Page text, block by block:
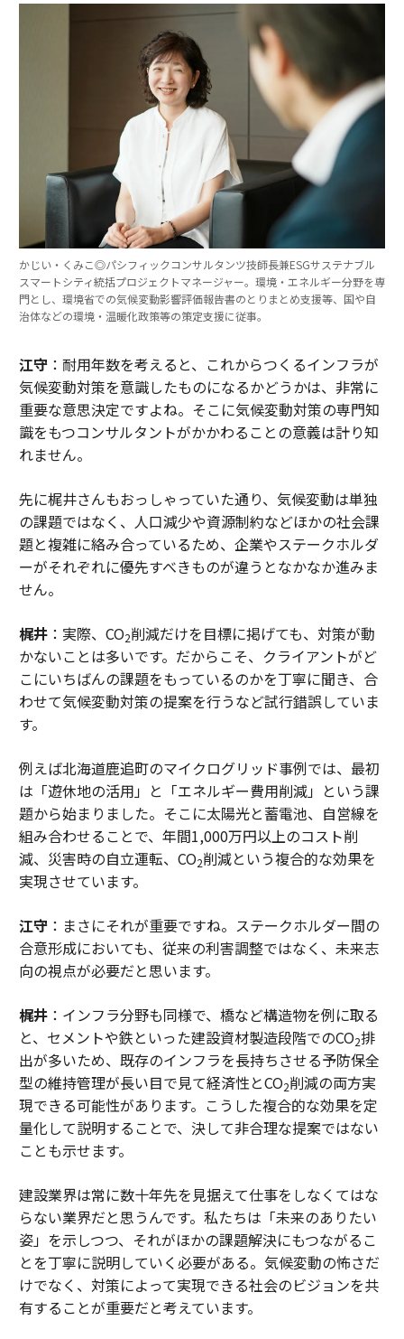
かじい・くみこ◎パシフィックコンサルタンツ技師長兼ESGサステナブル
スマートシティ統括プロジェクトマネージャー。環境・エネルギー分野を専
門とし、環境省での気候変動影響評価報告書のとりまとめ支援等、国や自
治体などの環境・温暖化政策等の策定支援に従事。
江守：耐用年数を考えると、これからつくるインフラが
気候変動対策を意識したものになるかどうかは、非常に
重要な意思決定ですよね。そこに気候変動対策の専門知
識をもつコンサルタントがかかわることの意義は計り知
れません。
先に梶井さんもおっしゃっていた通り、気候変動は単独
の課題ではなく、人口減少や資源制約などほかの社会課
題と複雑に絡み合っているため、企業やステークホルダ
ーがそれぞれに優先すべきものが違うとなかなか進みま
せん。
梶井：実際、CO2削減だけを目標に掲げても、対策が動
かないことは多いです。だからこそ、クライアントがど
こにいちばんの課題をもっているのかを丁寧に聞き、合
わせて気候変動対策の提案を行うなど試行錯誤していま
す。
例えば北海道鹿追町のマイクログリッド事例では、最初
は「遊休地の活用」と「エネルギー費用削減」という課
題から始まりました。そこに太陽光と蓄電池、自営線を
組み合わせることで、年間1,000万円以上のコスト削
減、災害時の自立運転、CO2削減という複合的な効果を
実現させています。
江守：まさにそれが重要ですね。ステークホルダー間の
合意形成においても、従来の利害調整ではなく、未来志
向の視点が必要だと思います。
梶井：インフラ分野も同様で、橋など構造物を例に取る
と、セメントや鉄といった建設資材製造段階でのCO2排
出が多いため、既存のインフラを長持ちさせる予防保全
型の維持管理が長い目で見て経済性とCO2削減の両方実
現できる可能性があります。こうした複合的な効果を定
量化して説明することで、決して非合理な提案ではない
ことも示せます。
建設業界は常に数十年先を見据えて仕事をしなくてはな
らない業界だと思うんです。私たちは「未来のありたい
姿」を示しつつ、それがほかの課題解決にもつながるこ
とを丁寧に説明していく必要がある。気候変動の怖さだ
けでなく、対策によって実現できる社会のビジョンを共
有することが重要だと考えています。